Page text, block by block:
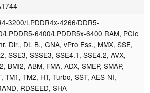
3200/LPDDR4x-4266/DDR5-
LPDDR5-6400/LPDDR5x-6400 RAM, PCIe
Dir., DL B., GNA, vPro Ess., MMX, SSE,
SSE3, SSSE3, SSE4.1, SSE4.2, AVX,
BMI2, ABM, FMA, ADX, SMEP, SMAP,
TM1, TM2, HT, Turbo, SST, AES-NI,
RDSEED, SHA